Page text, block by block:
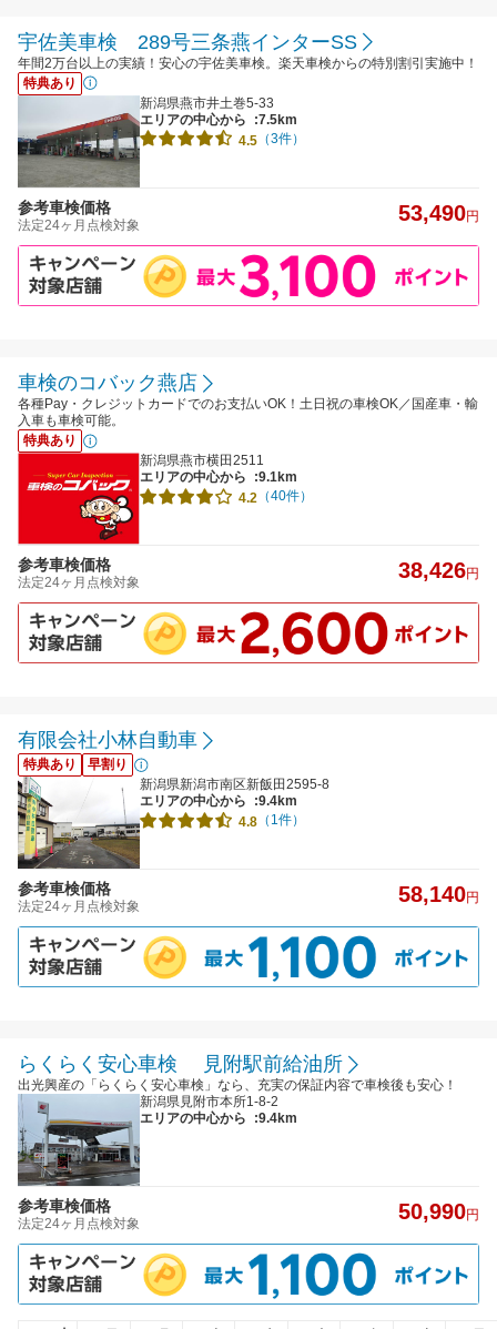
宇佐美車検 289号三条燕インターSS
年間2万台以上の実績！安心の宇佐美車検。楽天車検からの特別割引実施中！
特典あり
新潟県燕市井土巻5-33
エリアの中心から
:7.5km
4.5 （3件）
参考車検価格
法定24ヶ月点検対象 53,490円
車検のコバック燕店
各種Pay・クレジットカードでのお支払いOK！土日祝の車検OK／国産車・輸
入車も車検可能。
特典あり
新潟県燕市横田2511
エリアの中心から
:9.1km
4.2 （40件）
参考車検価格
法定24ヶ月点検対象 38,426円
有限会社小林自動車
特典あり
早割り
新潟県新潟市南区新飯田2595-8
エリアの中心から
:9.4km
4.8 （1件）
参考車検価格
法定24ヶ月点検対象 58,140円
らくらく安心車検 見附駅前給油所
出光興産の「らくらく安心車検」なら、充実の保証内容で車検後も安心！
新潟県見附市本所1-8-2
エリアの中心から
:9.4km
参考車検価格
法定24ヶ月点検対象 50,990円